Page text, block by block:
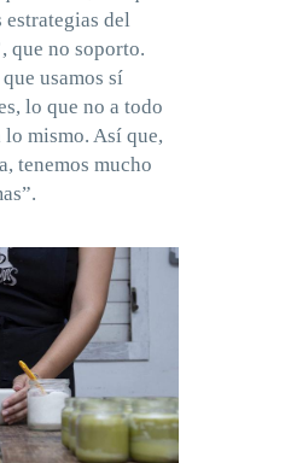
estrategias del
que no soporto.
usamos sí
lo que no a todo
mismo. Así que,
tenemos mucho